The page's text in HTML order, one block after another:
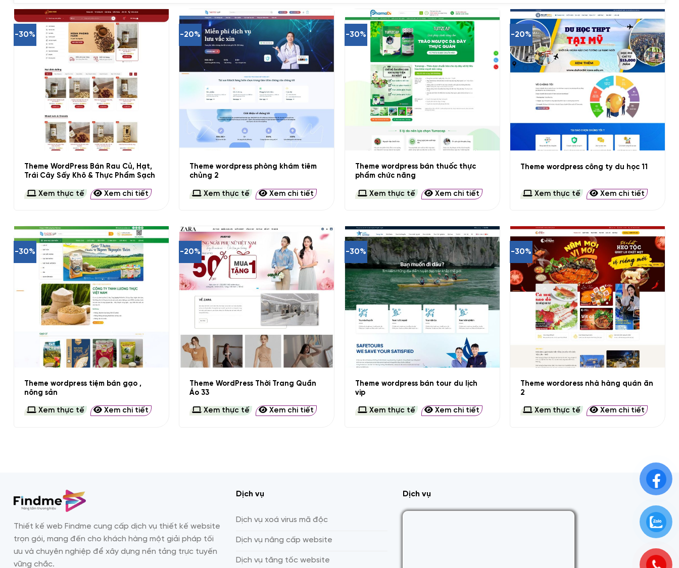
-30%
Theme WordPress Bán Rau Củ, Hạt,
Trái Cây Sấy Khô & Thực Phẩm Sạch
Xem thực tế Xem chi tiết
-20%
Theme wordpress phòng khám tiêm
chủng 2
Xem thực tế Xem chi tiết
-30%
Theme wordpress bán thuốc thực
phẩm chức năng
Xem thực tế Xem chi tiết
-20%
Theme wordpress công ty du học 11
Xem thực tế Xem chi tiết
-30%
Theme wordpress tiệm bán gạo ,
nông sản
Xem thực tế Xem chi tiết
-20%
+
Theme WordPress Thời Trang Quần
Áo 33
Xem thực tế Xem chi tiết
-30%
Theme wordpress bán tour du lịch
vip
Xem thực tế Xem chi tiết
-30%
Theme wordoress nhà hàng quán ăn
2
Xem thực tế Xem chi tiết
Thiết kế web Findme cung cấp dịch vụ thiết kế website
trọn gói, mang đến cho khách hàng một giải pháp tối
ưu và chuyên nghiệp để xây dựng nền tảng trực tuyến
vững chắc.
Dịch vụ
Dịch vụ xoá virus mã độc
Dịch vụ nâng cấp website
Dịch vụ tăng tốc website
Dịch vụ